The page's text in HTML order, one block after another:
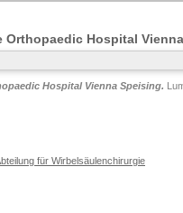
Hospital
Hospital Vienna Speising.
für Wirbelsäulenchirurgie